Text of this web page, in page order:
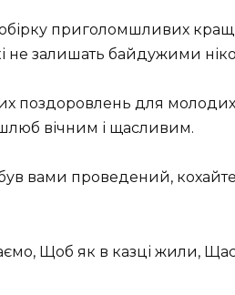
приголомшливих
не залишать байдужими
поздоровлень для
вічним і щасливим.
вами проведений,
Щоб як в казці жили,